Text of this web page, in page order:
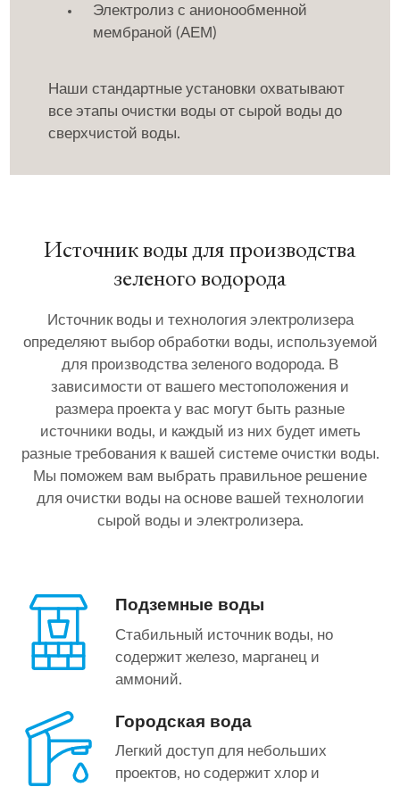
Электролиз с анионообменной
мембраной (АЕМ)
Наши стандартные установки охватывают
все этапы очистки воды от сырой воды до
сверхчистой воды.
Источник воды для производства
зеленого водорода
Источник воды и технология электролизера
определяют выбор обработки воды, используемой
для производства зеленого водорода. В
зависимости от вашего местоположения и
размера проекта у вас могут быть разные
источники воды, и каждый из них будет иметь
разные требования к вашей системе очистки воды.
Мы поможем вам выбрать правильное решение
для очистки воды на основе вашей технологии
сырой воды и электролизера.
Подземные воды
Стабильный источник воды, но
содержит железо, марганец и
аммоний.
Городская вода
Легкий доступ для небольших
проектов, но содержит хлор и